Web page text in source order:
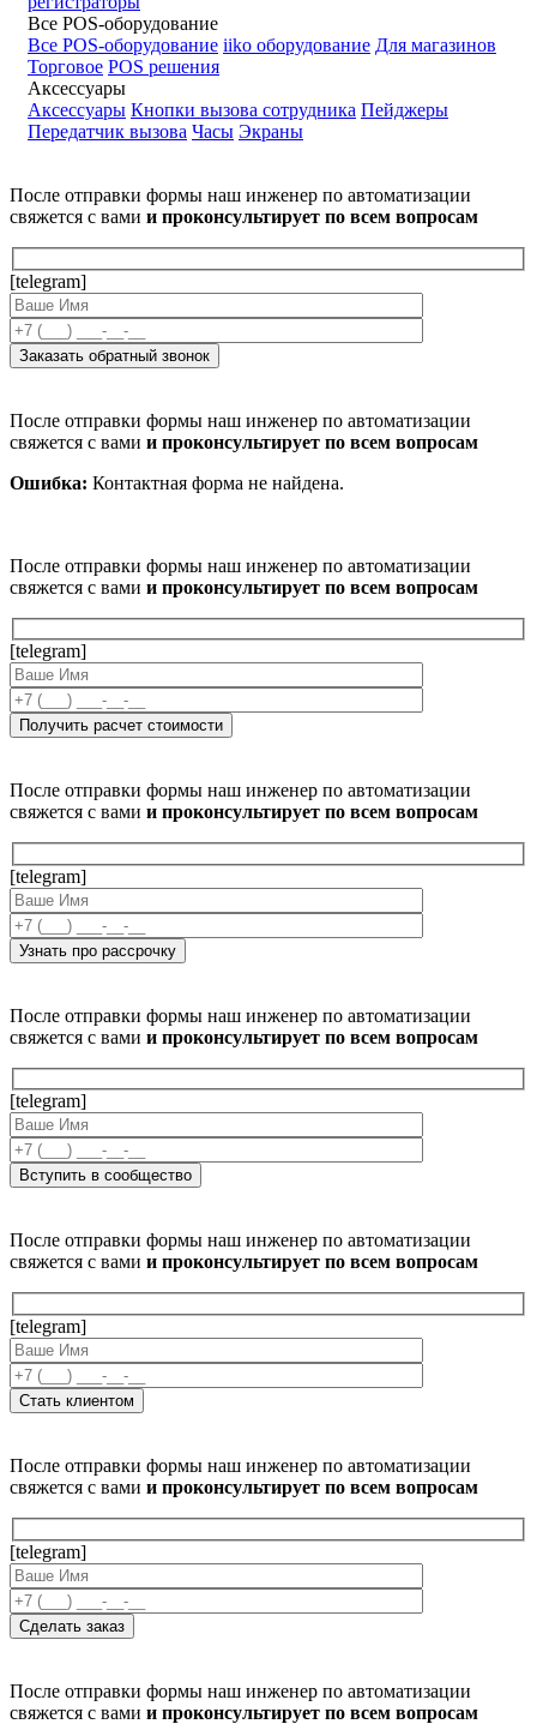
Все POS-оборудование
Все POS-оборудование iiko оборудование Для магазинов
Торговое POS решения
Аксессуары
Аксессуары Кнопки вызова сотрудника Пейджеры
Передатчик вызова Часы Экраны
После отправки формы наш инженер по автоматизации
свяжется с вами и проконсультирует по всем вопросам
[telegram]
После отправки формы наш инженер по автоматизации
свяжется с вами и проконсультирует по всем вопросам
Ошибка: Контактная форма не найдена.
После отправки формы наш инженер по автоматизации
свяжется с вами и проконсультирует по всем вопросам
[telegram]
После отправки формы наш инженер по автоматизации
свяжется с вами и проконсультирует по всем вопросам
[telegram]
После отправки формы наш инженер по автоматизации
свяжется с вами и проконсультирует по всем вопросам
[telegram]
После отправки формы наш инженер по автоматизации
свяжется с вами и проконсультирует по всем вопросам
[telegram]
После отправки формы наш инженер по автоматизации
свяжется с вами и проконсультирует по всем вопросам
[telegram]
После отправки формы наш инженер по автоматизации
свяжется с вами и проконсультирует по всем вопросам